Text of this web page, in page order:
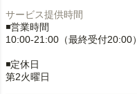
サービス提供時間
◾️営業時間
10:00-21:00（最終受付20:00）
◾️定休日
第2火曜日